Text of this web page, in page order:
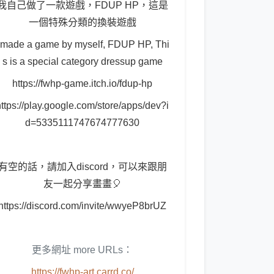
自己做了一款遊戲，FDUP HP，這是
一個特殊分類的換裝遊戲
a game by myself, FDUP HP, Thi
s is a special category dressup game
https://fwhp-game.itch.io/fdup-hp
play.google.com/store/apps/dev?i
d=5335111747674777630
空的話，請加入discord，可以來跟朋
友一起分享畫畫🎈
discord.com/invite/wwyeP8brUZ
更多網址 more URLs：
https://fwhp-art.carrd.co/